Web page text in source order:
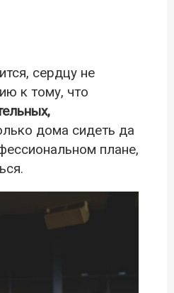
сердцу не
к тому, что
дома сидеть да
плане,